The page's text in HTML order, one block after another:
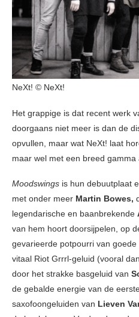
NeXt! © NeXt!
Het grappige is dat recent werk
doorgaans niet meer is dan de
opvullen, maar wat NeXt! laat
maar wel met een breed gamma
Moodswings is hun debuutplaat
met onder meer Martin Bowes,
legendarische en baanbrekende
van hem hoort doorsijpelen, op
gevarieerde potpourri van
vitaal Riot Grrrl-geluid (vooral
door het strakke basgeluid van
de gebalde energie van de
saxofoongeluiden van Lieven